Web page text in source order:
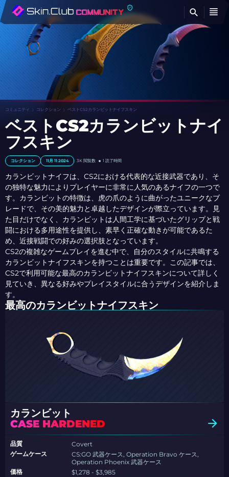
コミュニティ コレクション ベストCS2カランビットナイフスキン
ベストCS2カランビットナイ
フスキン
コレクション 11月 11 2024 3K 閲覧数 1 読了時間
カランビットナイフは、CS2における代表的な近接武器であり、そ
の独特な魅力によりプレイヤーに非常に人気のあるナイフの一つで
す。カランビットの特徴は、虎の爪のように曲がったユニークなブ
レードで、その美的魅力と卓越したデザインが際立っています。見
た目だけでなく、カランビットは人間工学に基づいたグリップと戦
闘における多用途性を提供し、素早く正確な動きが可能であるた
め、近接戦闘での好みの選択肢となっています。
CS2の複雑なゲームプレイを進む中で、自分のスタイルに共鳴する
カランビットナイフスキンを持つことは重要です。この記事では、
CS2で利用可能な最高のカランビットナイフスキンについて詳しく
見ていき、異なる好みやプレイスタイルに合うデザインを紹介しま
す。
最高のカランビットナイフスキン
カランビット
CASE HARDENED
品質
Covert
ゲームケース
CS:GO 武器ケース, Operation Bravo ケース,
Operation Phoenix 武器ケース
価格
$1,278 - $3,985